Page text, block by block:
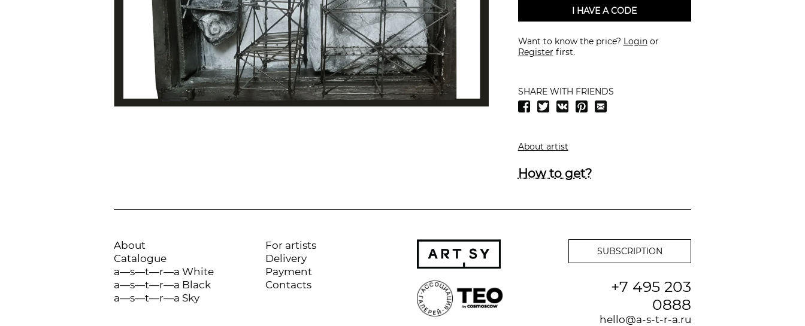
I HAVE A CODE
Want to know the price? Loginor
Register first.
SHARE WITH FRIENDS
About artist
How to get?
About
Catalogue
a—s—t—r—a White
a—s—t—r—a Black
a—s—t—r—a Sky
For artists
Delivery
Payment
Contacts
+7 495 203
0888
hello@a-s-t-r-a.ru